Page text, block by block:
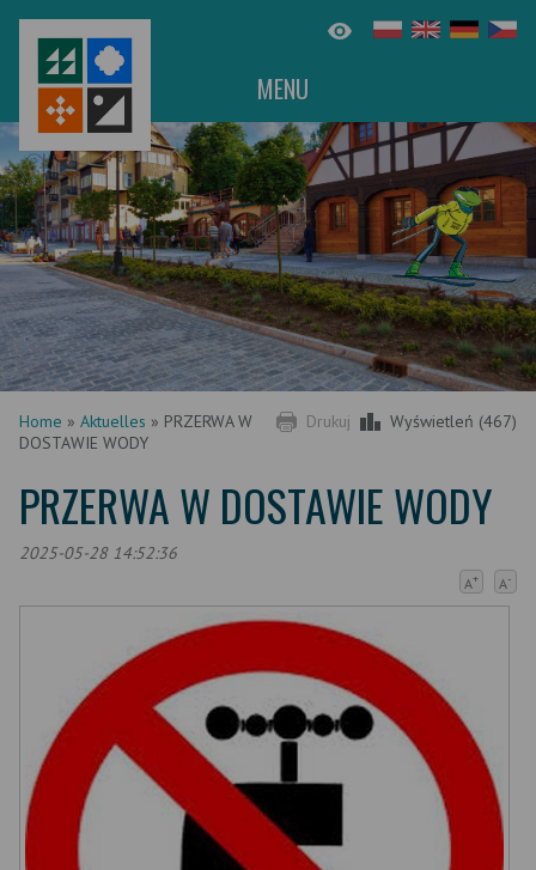
MENU
Drukuj Wyświetleń (467)
Home » Aktuelles » PRZERWA W
DOSTAWIE WODY
PRZERWA W DOSTAWIE WODY
2025-05-28 14:52:36
A+ A-